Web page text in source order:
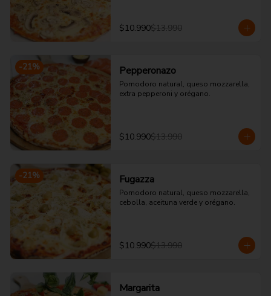
$10.990$13.990
-21% Pepperonazo
Pomodoro natural, queso mozzarella,
extra pepperoni y orégano.
$10.990$13.990
-21% Fugazza
Pomodoro natural, queso mozzarella,
cebolla, aceituna verde y orégano.
$10.990$13.990
Margarita